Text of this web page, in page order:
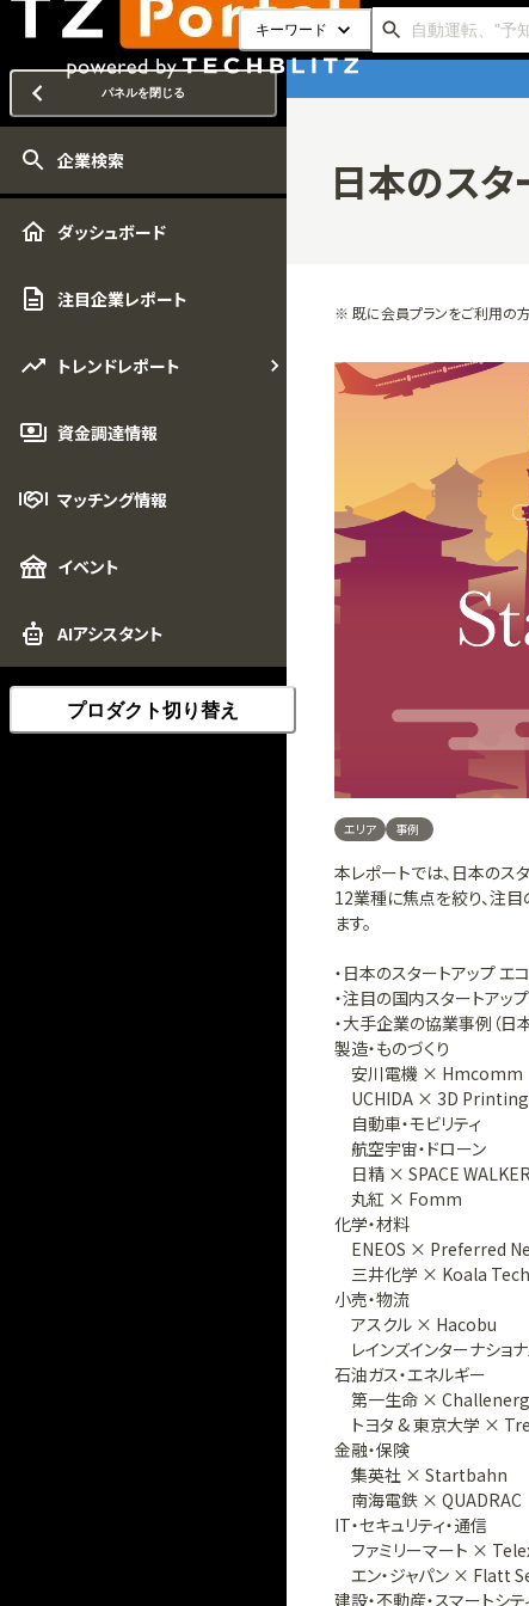
キーワード
パネルを閉じる
企業検索
ダッシュボード
注目企業レポート
トレンドレポート
資金調達情報
マッチング情報
イベント
AIアシスタント
プロダクト切り替え
日本のスタ
※ 既に会員プランをご利用の
エリア 事例
本レポートでは、日本のス
12業種に焦点を絞り、注
ます。
・日本のスタートアップ エ
・注目の国内スタートアップ
・大手企業の協業事例（日本
製造・ものづくり
安川電機 × Hmcomm
UCHIDA × 3D
自動車・モビリティ
航空宇宙・ドローン
日精 × SPACE WALKER
丸紅 × Fomm
化学・材料
ENEOS × Preferred
三井化学 × Koala Tech
小売・物流
アスクル × Hacobu
レインズインターナシ
石油ガス・エネルギー
第一生命 ×
トヨタ & 東京大学 ×
金融・保険
集英社 × Startbahn
南海電鉄 × QUADRAC
IT・セキュリティ・通信
ファミリーマート ×
エン・ジャパン × Flatt
建設・不動産・スマートシテ